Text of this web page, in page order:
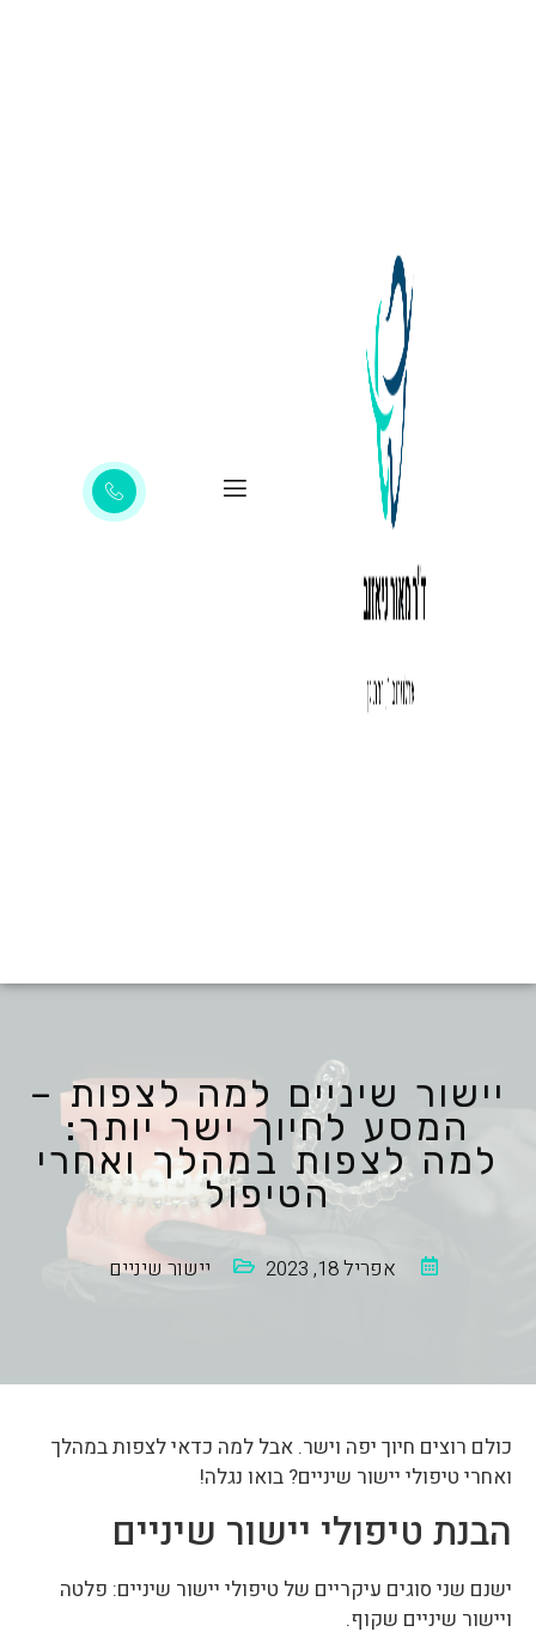
יישור שיניים למה לצפות –
המסע לחיוך ישר יותר:
למה לצפות במהלך ואחרי
הטיפול
אפריל 18, 2023 יישור שיניים
כולם רוצים חיוך יפה וישר. אבל למה כדאי לצפות במהלך
ואחרי טיפולי יישור שיניים? בואו נגלה!
הבנת טיפולי יישור שיניים
ישנם שני סוגים עיקריים של טיפולי יישור שיניים: פלטה
ויישור שיניים שקוף.